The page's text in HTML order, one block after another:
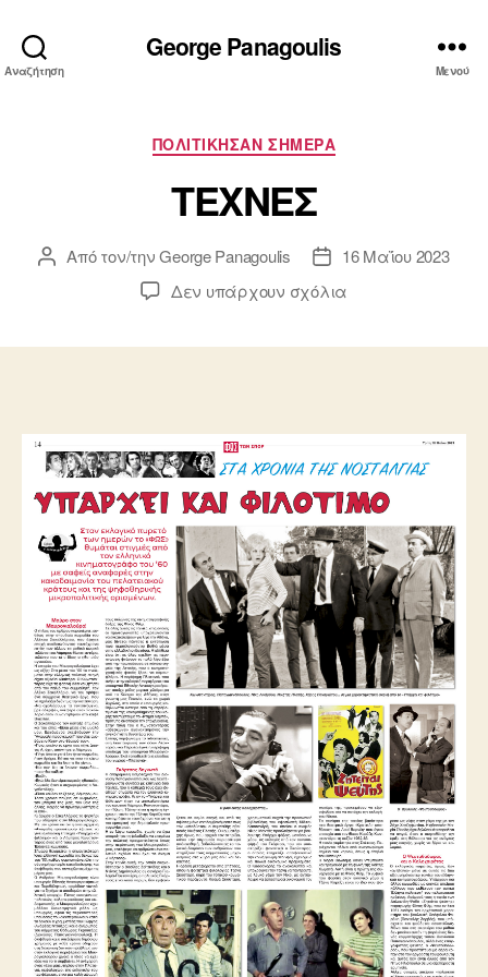
Αναζήτηση
George Panagoulis
Μενού
Κατηγορίες
ΠΟΛΙΤΙΚΗΣΑΝ ΣΗΜΕΡΑ
TEXNEΣ
Συντάκτης
Από τον/τηνGeorge Panagoulis
Ημ.
δημοσίευσης
16 Μαΐου 2023
Δεν υπάρχουν σχόλια